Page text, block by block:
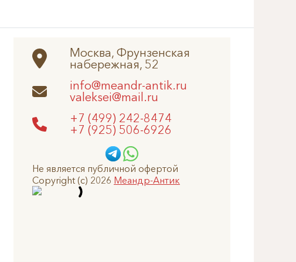
Москва, Фрунзенская
набережная, 52
info@meandr-antik.ru
valeksei@mail.ru
+7 (499) 242-8474
+7 (925) 506-6926
Не является публичной офертой
Copyright (c) 2026 Меандр-Антик